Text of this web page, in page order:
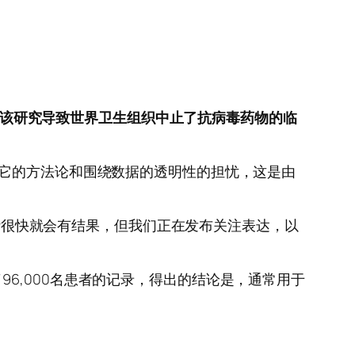
研究导致世界卫生组织中止了抗病毒药物的临
的方法论和围绕数据的透明性的担忧，这是由
快就会有结果，但我们正在发布关注表达，以
名患者的记录，得出的结论是，通常用于